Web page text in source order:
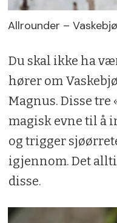
Allrounder –
Du skal ikke ha
hører om
Magnus. Disse
magisk evne til å
og trigger
igjennom. Det
disse.